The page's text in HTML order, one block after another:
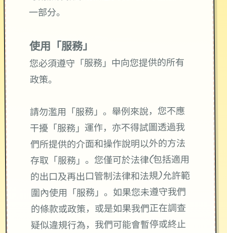
一部分。
使用「服務」
您必須遵守「服務」中向您提供的所有
政策。
請勿濫用「服務」。舉例來說，您不應
干擾「服務」運作，亦不得試圖透過我
們所提供的介面和操作說明以外的方法
存取「服務」。您僅可於法律(包括適用
的出口及再出口管制法律和法規)允許範
圍內使用「服務」。如果您未遵守我們
的條款或政策，或是如果我們正在調查
疑似違規行為，我們可能會暫停或終止